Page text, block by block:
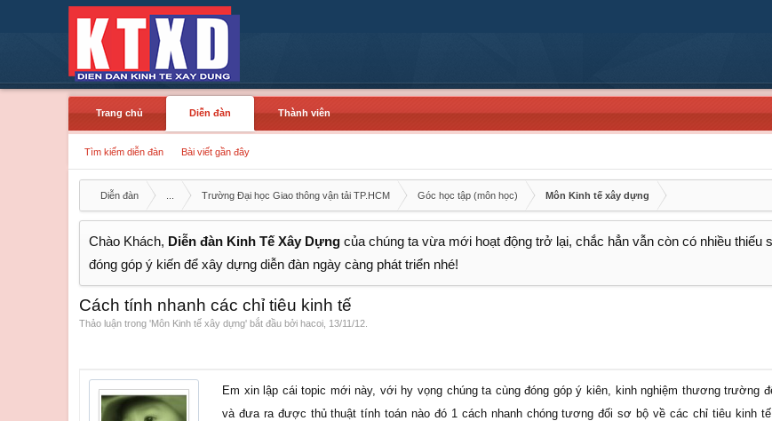
Trang chủ
Diễn đàn
Tìm kiếm diễn đàn Bài viết gần đây
Thành viên
Diễn đàn Trường Đại học Giao thông vận tải TP.HCM Góc học tập (môn học) Môn Kinh tế xây dựng
Chào Khách, Diễn đàn Kinh Tế Xây Dựng của chúng ta vừa mới hoạt động trở lại, chắc hẳn vẫn còn có nhiều thiếu
đóng góp ý kiến để xây dựng diễn đàn ngày càng phát triển nhé!
Cách tính nhanh các chỉ tiêu kinh tế
Thảo luận trong 'Môn Kinh tế xây dựng' bắt đầu bởi hacoi 13/11/12
Em xin lập cái topic mới này, với hy vọng chúng ta cùng đóng góp ý kiên, kinh nghiệm thương trường
và đưa ra được thủ thuật tính toán nào đó 1 cách nhanh chóng tương đối sơ bộ về các chỉ tiêu kinh